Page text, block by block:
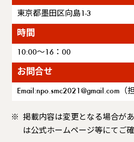
東京都墨田区向島1-3
時間
10:00～16：00
お問合せ
Email:npo.smc2021@gmail.com（
掲載内容は変更となる場合が
は公式ホームページ等にてご